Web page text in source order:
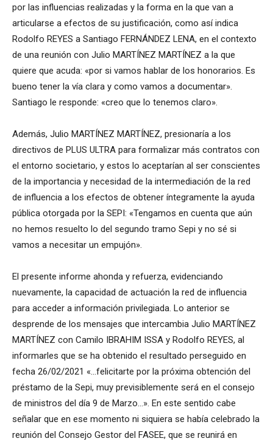
por las influencias realizadas y la forma en la que van a
articularse a efectos de su justificación, como así indica
Rodolfo REYES a Santiago FERNÁNDEZ LENA, en el contexto
de una reunión con Julio MARTÍNEZ MARTÍNEZ a la que
quiere que acuda: «por si vamos hablar de los honorarios. Es
bueno tener la vía clara y como vamos a documentar».
Santiago le responde: «creo que lo tenemos claro».
Además, Julio MARTÍNEZ MARTÍNEZ, presionaría a los
directivos de PLUS ULTRA para formalizar más contratos con
el entorno societario, y estos lo aceptarían al ser conscientes
de la importancia y necesidad de la intermediación de la red
de influencia a los efectos de obtener íntegramente la ayuda
pública otorgada por la SEPI: «Tengamos en cuenta que aún
no hemos resuelto lo del segundo tramo Sepi y no sé si
vamos a necesitar un empujón».
El presente informe ahonda y refuerza, evidenciando
nuevamente, la capacidad de actuación la red de influencia
para acceder a información privilegiada. Lo anterior se
desprende de los mensajes que intercambia Julio MARTÍNEZ
MARTÍNEZ con Camilo IBRAHIM ISSA y Rodolfo REYES, al
informarles que se ha obtenido el resultado perseguido en
fecha 26/02/2021 «…felicitarte por la próxima obtención del
préstamo de la Sepi, muy previsiblemente será en el consejo
de ministros del día 9 de Marzo…». En este sentido cabe
señalar que en ese momento ni siquiera se había celebrado la
reunión del Consejo Gestor del FASEE, que se reunirá en